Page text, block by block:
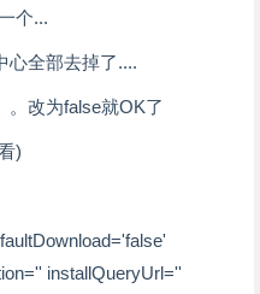
个...
心全部去掉了....
。改为false就OK了
)
installQueryUrl=''